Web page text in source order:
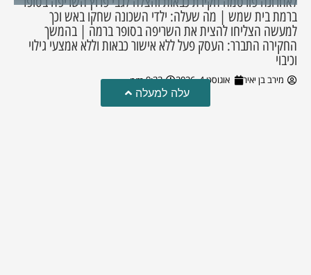
ברמת בית שמש | מה שעלה: ילדי השכונה שחקו באש וכך
למעשה הצליחו להצית את השריפה בסופר ברמה | בהמשך
החקירה התברר: העסק פעל ללא אישור כבאות וללא אמצעי גילוי
וכיבוי
מירב בן יאיר אוגוסט 4, 2026 9:33 pm
עלה למעלה